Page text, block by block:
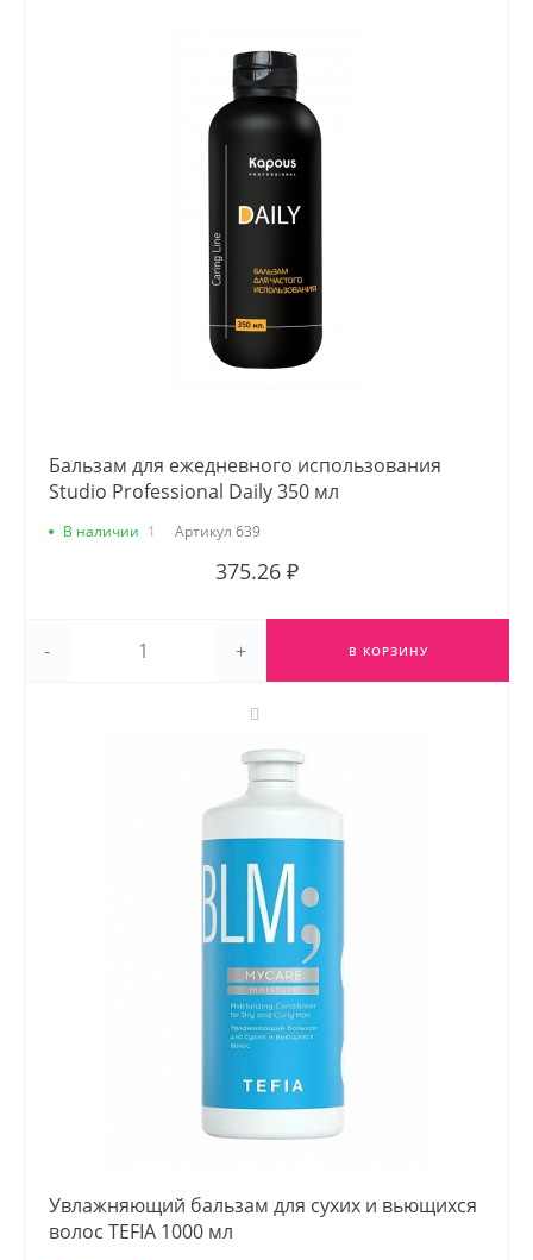
Бальзам для ежедневного использования
Studio Professional Daily 350 мл
В наличии 1 Артикул 639
375.26 ₽
- + В КОРЗИНУ
Увлажняющий бальзам для сухих и вьющихся
волос TEFIA 1000 мл